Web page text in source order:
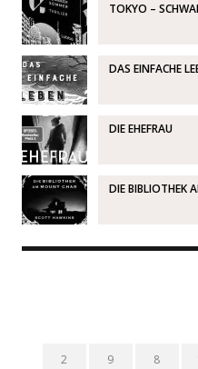
TOKYO –
DAS EINFACHE
DIE EHEFRAU
DIE BIBLIOTHEK
2
9
8